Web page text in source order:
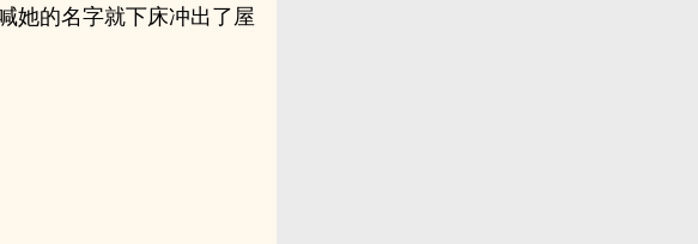
她的名字就下床冲出了屋